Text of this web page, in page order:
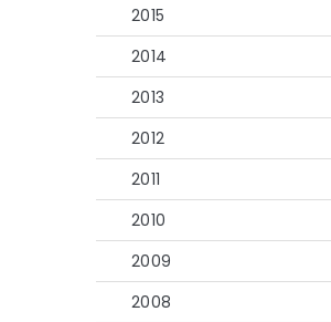
2015
2014
2013
2012
2011
2010
2009
2008